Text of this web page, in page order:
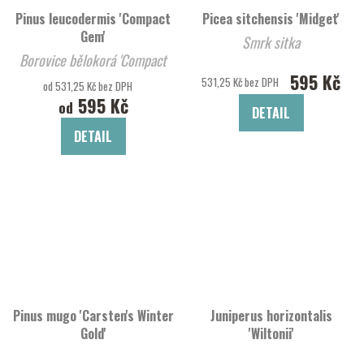
Pinus leucodermis 'Compact
Gem'
Borovice bělokorá 'Compact
Gem'
od 531,25 Kč bez DPH
od 595 Kč
DETAIL
Picea sitchensis 'Midget'
Smrk sitka
531,25 Kč bez DPH 595 Kč
DETAIL
Pinus mugo 'Carsten's Winter
Gold'
Juniperus horizontalis
'Wiltonii'